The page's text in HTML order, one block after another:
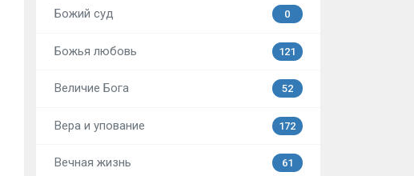
Божий суд 0
Божья любовь 121
Величие Бога 52
Вера и упование 172
Вечная жизнь 61